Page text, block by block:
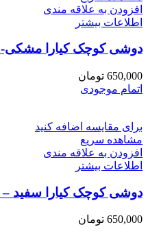
افزودن به علاقه مندی
اطلاعات بیشتر
دوشی کوچک کیارا مشکی- Chiara Ferragni
650,000 تومان
اتمام موجودی
برای مقایسه اضافه کنید
مشاهده سریع
افزودن به علاقه مندی
اطلاعات بیشتر
دوشی کوچک کیارا سفید – Chiara Ferragni
650,000 تومان